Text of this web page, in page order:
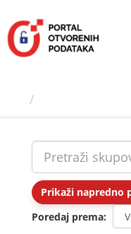
sadržaj
Prikaži napredno
Poredaj prema